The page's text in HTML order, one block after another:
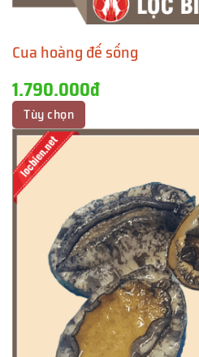
Cua hoàng đế sống
1.790.000đ
Tùy chọn